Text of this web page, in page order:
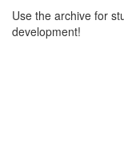
Use the archive for
development!